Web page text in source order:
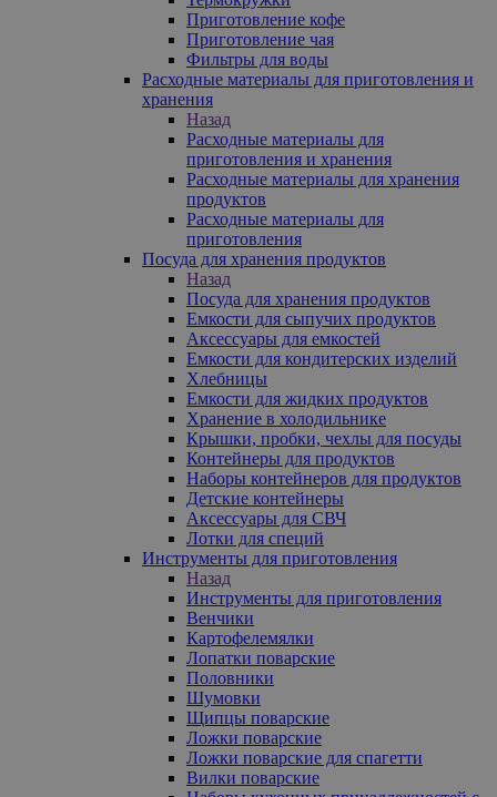
Приготовление кофе
Приготовление чая
Фильтры для воды
Расходные материалы для приготовления и
хранения
Назад
Расходные материалы для
приготовления и хранения
Расходные материалы для хранения
продуктов
Расходные материалы для
приготовления
Посуда для хранения продуктов
Назад
Посуда для хранения продуктов
Емкости для сыпучих продуктов
Аксессуары для емкостей
Емкости для кондитерских изделий
Хлебницы
Емкости для жидких продуктов
Хранение в холодильнике
Крышки, пробки, чехлы для посуды
Контейнеры для продуктов
Наборы контейнеров для продуктов
Детские контейнеры
Аксессуары для СВЧ
Лотки для специй
Инструменты для приготовления
Назад
Инструменты для приготовления
Венчики
Картофелемялки
Лопатки поварские
Половники
Шумовки
Щипцы поварские
Ложки поварские
Ложки поварские для спагетти
Вилки поварские